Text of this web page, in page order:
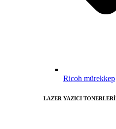
Ricoh mürekkep
LAZER YAZICI TONERLERİ